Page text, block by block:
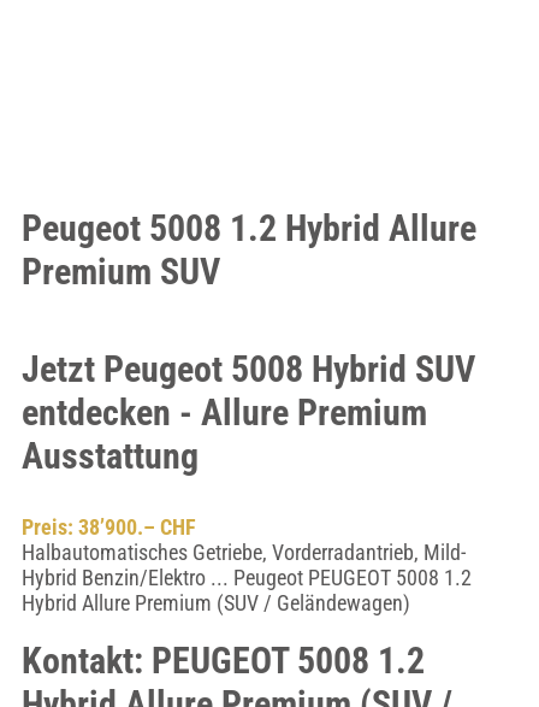
Peugeot 5008 1.2 Hybrid Allure
Premium SUV
Jetzt Peugeot 5008 Hybrid SUV
entdecken - Allure Premium
Ausstattung
Preis: 38’900.– CHF
Halbautomatisches Getriebe, Vorderradantrieb, Mild-
Hybrid Benzin/Elektro ... Peugeot PEUGEOT 5008 1.2
Hybrid Allure Premium (SUV / Geländewagen)
Kontakt: PEUGEOT 5008 1.2